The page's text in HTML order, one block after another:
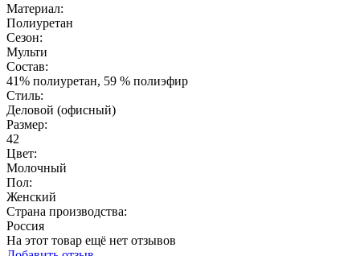
Материал:
Полиуретан
Сезон:
Мульти
Состав:
41% полиуретан, 59 % полиэфир
Стиль:
Деловой (офисный)
Размер:
42
Цвет:
Молочный
Пол:
Женский
Страна производства:
Россия
На этот товар ещё нет отзывов